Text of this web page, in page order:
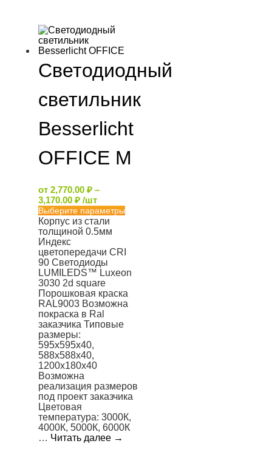
Светодиодный
светильник
Besserlicht
OFFICE M
от 2,770.00 ₽ –
3,170.00 ₽ /шт
Выберите параметры
Корпус из стали
толщиной 0.5мм
Индекс
цветопередачи CRI
90 Светодиоды
LUMILEDS™ Luxeon
3030 2d square
Порошковая краска
RAL9003 Возможна
покраска в Ral
заказчика Типовые
размеры:
595x595x40,
588x588x40,
1200х180х40
Возможна
реализация размеров
под проект заказчика
Цветовая
температура: 3000К,
4000К, 5000К, 6000К
… Читать далее →